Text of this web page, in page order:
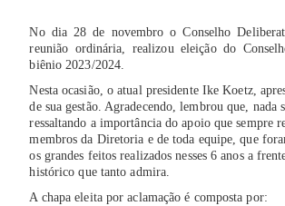
No dia 28 de novembro o Conselho
reunião ordinária, realizou eleição do
biênio 2023/2024.
Nesta ocasião, o atual presidente Ike Koetz,
de sua gestão. Agradecendo, lembrou que, nada
ressaltando a importância do apoio que sempre
membros da Diretoria e de toda equipe, que
os grandes feitos realizados nesses 6 anos a
histórico que tanto admira.
A chapa eleita por aclamação é composta por: